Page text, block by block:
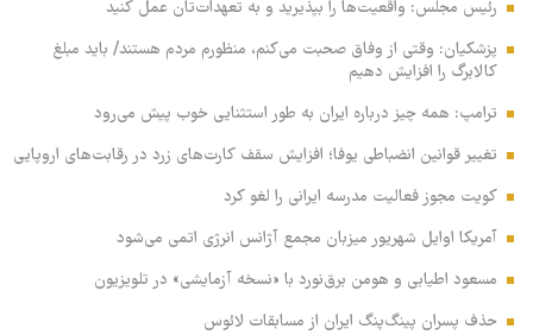
رئیس مجلس: واقعیت‌ها را بپذیرید و به تعهدات‌تان عمل کنید
پزشکیان: وقتی از وفاق صحبت می‌کنم، منظورم مردم هستند/ باید مبلغ
کالابرگ را افزایش دهیم
ترامپ: همه چیز درباره ایران به طور استثنایی خوب پیش می‌رود
تغییر قوانین انضباطی یوفا؛ افزایش سقف کارت‌های زرد در رقابت‌های اروپایی
کویت مجوز فعالیت مدرسه ایرانی را لغو کرد
آمریکا اوایل شهریور میزبان مجمع آژانس انرژی اتمی می‌شود
مسعود اطیابی و هومن برق‌نورد با «نسخه آزمایشی» در تلویزیون
حذف پسران پینگ‌پنگ ایران از مسابقات لائوس